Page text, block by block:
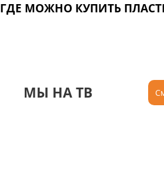
ГДЕ МОЖНО КУПИТЬ
МЫ НА ТВ